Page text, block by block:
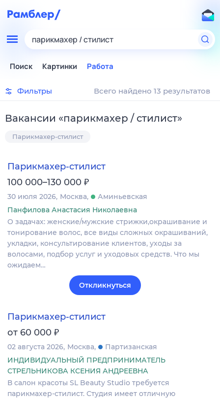
парикмахер / стилист
Поиск Картинки Работа
Фильтры Всего найдено 13 результатов
Вакансии «парикмахер / стилист»
Парикмахер-стилист
Парикмахер-стилист
100 000–130 000 ₽
30 июля 2026 Москва
Аминьевская
Панфилова Анастасия Николаевна
О задачах: женские/мужские стрижки,окрашивание и
тонирование волос, все виды сложных окрашиваний,
укладки, консультирование клиентов, уходы за
волосами, подбор услуг и уходовых средств. Что мы
ожидаем…
Откликнуться
Парикмахер-стилист
от 60 000 ₽
02 августа 2026 Москва
Партизанская
ИНДИВИДУАЛЬНЫЙ ПРЕДПРИНИМАТЕЛЬ
СТРЕЛЬНИКОВА КСЕНИЯ АНДРЕЕВНА
В салон красоты SL Beauty Studio требуется
парикмахер-стилист. Студия имеет oтличную